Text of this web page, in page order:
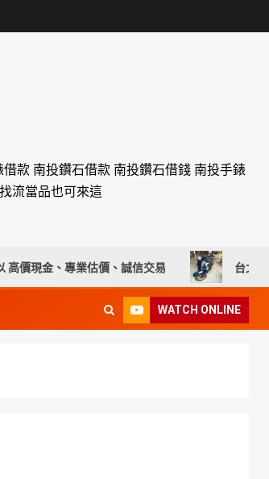
款 南投鑽石借款 南投鑽石借錢 南投手錶
流當品也可來這
、專業估價、誠信交易 台北流當車拍
WATCH ONLINE